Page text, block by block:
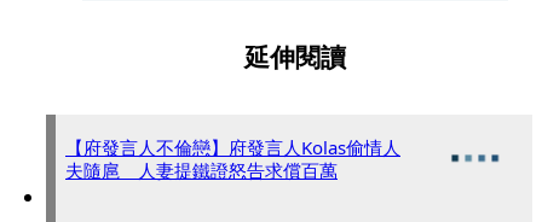
延伸閱讀
【府發言人不倫戀】府發言人Kolas偷情人
夫隨扈 人妻提鐵證怒告求償百萬